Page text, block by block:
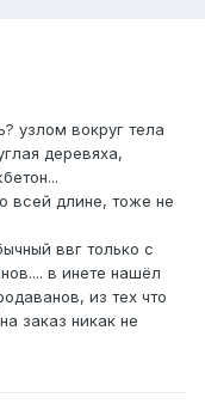
узлом вокруг тела
деревяха,
всей длине, тоже не
ввг только с
в инете нашёл
из тех что
заказ никак не